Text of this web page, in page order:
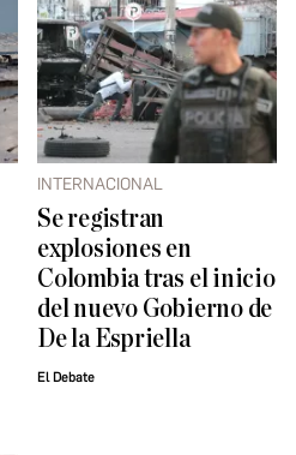
INTERNACIONAL
Se registran
explosiones en
Colombia tras el inicio
del nuevo Gobierno de
De la Espriella
El Debate